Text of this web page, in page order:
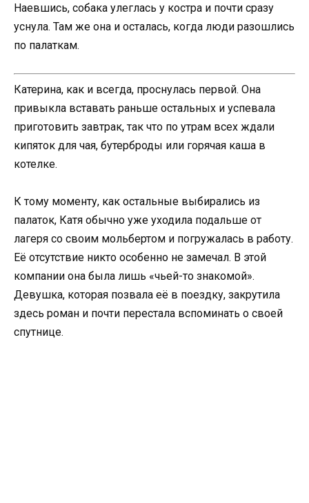
Наевшись, собака улеглась у костра и почти сразу
уснула. Там же она и осталась, когда люди разошлись
по палаткам.
Катерина, как и всегда, проснулась первой. Она
привыкла вставать раньше остальных и успевала
приготовить завтрак, так что по утрам всех ждали
кипяток для чая, бутерброды или горячая каша в
котелке.
К тому моменту, как остальные выбирались из
палаток, Катя обычно уже уходила подальше от
лагеря со своим мольбертом и погружалась в работу.
Её отсутствие никто особенно не замечал. В этой
компании она была лишь «чьей-то знакомой».
Девушка, которая позвала её в поездку, закрутила
здесь роман и почти перестала вспоминать о своей
спутнице.